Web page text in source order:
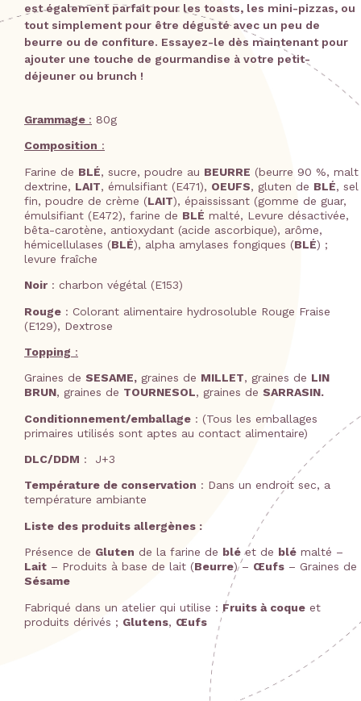
est également parfait pour les toasts, les mini-pizzas, ou
tout simplement pour être dégusté avec un peu de
beurre ou de confiture. Essayez-le dès maintenant pour
ajouter une touche de gourmandise à votre petit-
déjeuner ou brunch !
Grammage : 80g
Composition :
Farine de BLÉ, sucre, poudre au BEURRE (beurre 90 %, malt
dextrine, LAIT, émulsifiant (E471), OEUFS, gluten de BLÉ, sel
fin, poudre de crème (LAIT), épaississant (gomme de guar,
émulsifiant (E472), farine de BLÉ malté, Levure désactivée,
bêta-carotène, antioxydant (acide ascorbique), arôme,
hémicellulases (BLÉ), alpha amylases fongiques (BLÉ) ;
levure fraîche
Noir : charbon végétal (E153)
Rouge : Colorant alimentaire hydrosoluble Rouge Fraise
(E129), Dextrose
Topping :
Graines de SESAME, graines de MILLET, graines de LIN
BRUN, graines de TOURNESOL, graines de SARRASIN.
Conditionnement/emballage : (Tous les emballages
primaires utilisés sont aptes au contact alimentaire)
DLC/DDM : J+3
Température de conservation : Dans un endroit sec, a
température ambiante
Liste des produits allergènes :
Présence de Gluten de la farine de blé et de blé malté –
Lait – Produits à base de lait (Beurre) – Œufs – Graines de
Sésame
Fabriqué dans un atelier qui utilise : Fruits à coque et
produits dérivés ; Glutens, Œufs